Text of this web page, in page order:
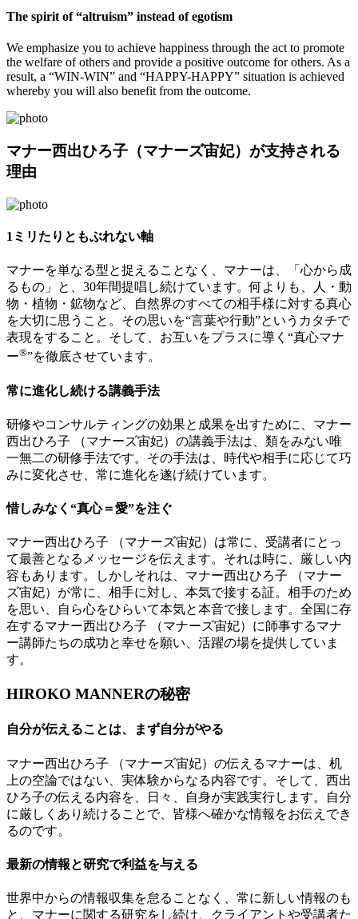
The spirit of “altruism” instead of egotism
We emphasize you to achieve happiness through the act to promote
the welfare of others and provide a positive outcome for others. As a
result, a “WIN-WIN” and “HAPPY-HAPPY” situation is achieved
whereby you will also benefit from the outcome.
マナー西出ひろ子 （マナーズ宙妃） が支持される
理由
1ミリたりともぶれない軸
マナーを単なる型と捉えることなく、マナーは、「心から成
るもの」と、30年間提唱し続けています。何よりも、人・動
物・植物・鉱物など、自然界のすべての相手様に対する真心
を大切に思うこと。その思いを“言葉や行動”というカタチで
表現をすること。そして、お互いをプラスに導く“真心マナ
ー®”を徹底させています。
常に進化し続ける講義手法
研修やコンサルティングの効果と成果を出すために、マナー
西出ひろ子 （マナーズ宙妃）の講義手法は、類をみない唯
一無二の研修手法です。その手法は、時代や相手に応じて巧
みに変化させ、常に進化を遂げ続けています。
惜しみなく“真心＝愛”を注ぐ
マナー西出ひろ子 （マナーズ宙妃）は常に、受講者にとっ
て最善となるメッセージを伝えます。それは時に、厳しい内
容もあります。しかしそれは、マナー西出ひろ子 （マナー
ズ宙妃）が常に、相手に対し、本気で接する証。相手のため
を思い、自ら心をひらいて本気と本音で接します。全国に存
在するマナー西出ひろ子 （マナーズ宙妃）に師事するマナ
ー講師たちの成功と幸せを願い、活躍の場を提供していま
す。
HIROKO MANNERの秘密
自分が伝えることは、まず自分がやる
マナー西出ひろ子 （マナーズ宙妃）の伝えるマナーは、机
上の空論ではない、実体験からなる内容です。そして、西出
ひろ子の伝える内容を、日々、自身が実践実行します。自分
に厳しくあり続けることで、皆様へ確かな情報をお伝えでき
るのです。
最新の情報と研究で利益を与える
世界中からの情報収集を怠ることなく、常に新しい情報のも
と、マナーに関する研究をし続け、クライアントや受講者た